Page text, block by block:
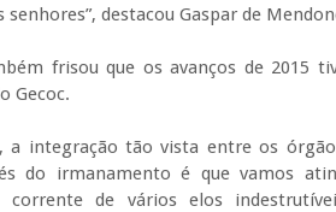
senhores”, destacou Gaspar de
frisou que os avanços de 2015
Gecoc.
a integração tão vista entre os
do irmanamento é que vamos
corrente de vários elos